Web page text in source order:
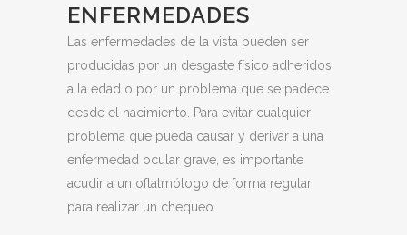
ENFERMEDADES
Las enfermedades de la vista pueden ser
producidas por un desgaste físico adheridos
a la edad o por un problema que se padece
desde el nacimiento. Para evitar cualquier
problema que pueda causar y derivar a una
enfermedad ocular grave, es importante
acudir a un oftalmólogo de forma regular
para realizar un chequeo.